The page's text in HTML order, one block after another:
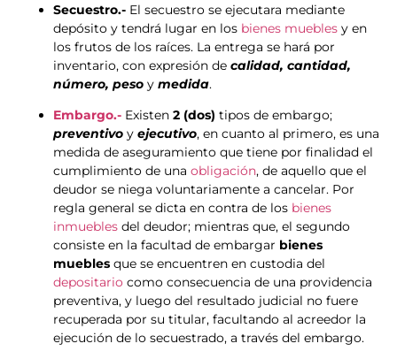
Secuestro.- El secuestro se ejecutara mediante
depósito y tendrá lugar en los bienes muebles y en
los frutos de los raíces. La entrega se hará por
inventario, con expresión de calidad, cantidad,
número, peso y medida.
Embargo.- Existen 2 (dos) tipos de embargo;
preventivo y ejecutivo, en cuanto al primero, es una
medida de aseguramiento que tiene por finalidad el
cumplimiento de una obligación, de aquello que el
deudor se niega voluntariamente a cancelar. Por
regla general se dicta en contra de los bienes
inmuebles del deudor; mientras que, el segundo
consiste en la facultad de embargar bienes
muebles que se encuentren en custodia del
depositario como consecuencia de una providencia
preventiva, y luego del resultado judicial no fuere
recuperada por su titular, facultando al acreedor la
ejecución de lo secuestrado, a través del embargo.